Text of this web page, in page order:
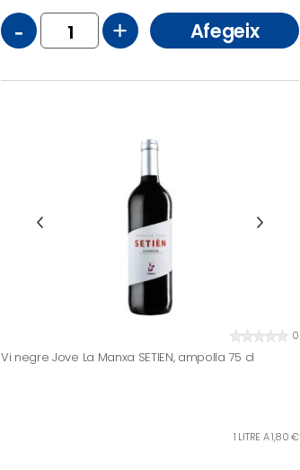
- + Afegeix
0
Vi negre Jove La Manxa SETIEN, ampolla 75 cl
1 LITRE A 1,80 €